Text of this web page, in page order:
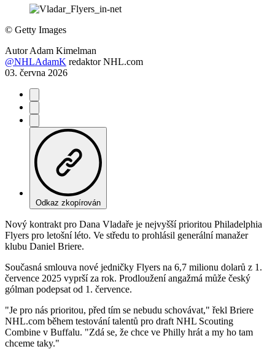
© Getty Images
Autor Adam Kimelman
@NHLAdamK redaktor NHL.com
03. června 2026
Odkaz zkopírován
Nový kontrakt pro Dana Vladaře je nejvyšší prioritou Philadelphia
Flyers pro letošní léto. Ve středu to prohlásil generální manažer
klubu Daniel Briere.
Současná smlouva nové jedničky Flyers na 6,7 milionu dolarů z 1.
července 2025 vyprší za rok. Prodloužení angažmá může český
gólman podepsat od 1. července.
"Je pro nás prioritou, před tím se nebudu schovávat," řekl Briere
NHL.com během testování talentů pro draft NHL Scouting
Combine v Buffalu. "Zdá se, že chce ve Philly hrát a my ho tam
chceme taky."